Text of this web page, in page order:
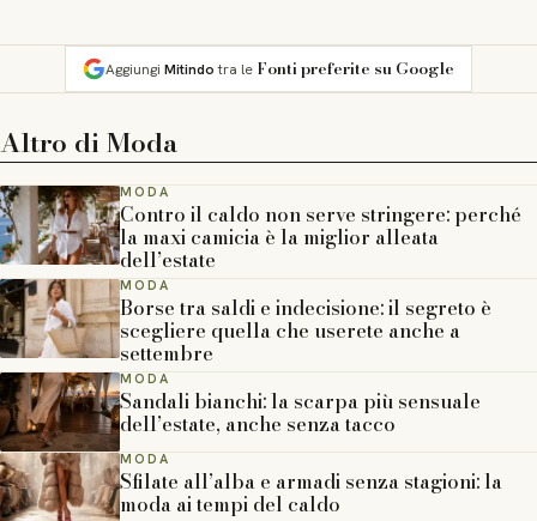
Aggiungi Mitindotra le Fonti preferite su Google
Altro di Moda
MODA
Contro il caldo non serve stringere: perché
la maxi camicia è la miglior alleata
dell’estate
MODA
Borse tra saldi e indecisione: il segreto è
scegliere quella che userete anche a
settembre
MODA
Sandali bianchi: la scarpa più sensuale
dell’estate, anche senza tacco
MODA
Sfilate all’alba e armadi senza stagioni: la
moda ai tempi del caldo